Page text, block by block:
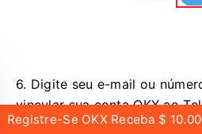
6. Digite seu e-mail ou
vincular sua conta OKX ao
clique em [Avançar].
Registre-Se OKX Receba $